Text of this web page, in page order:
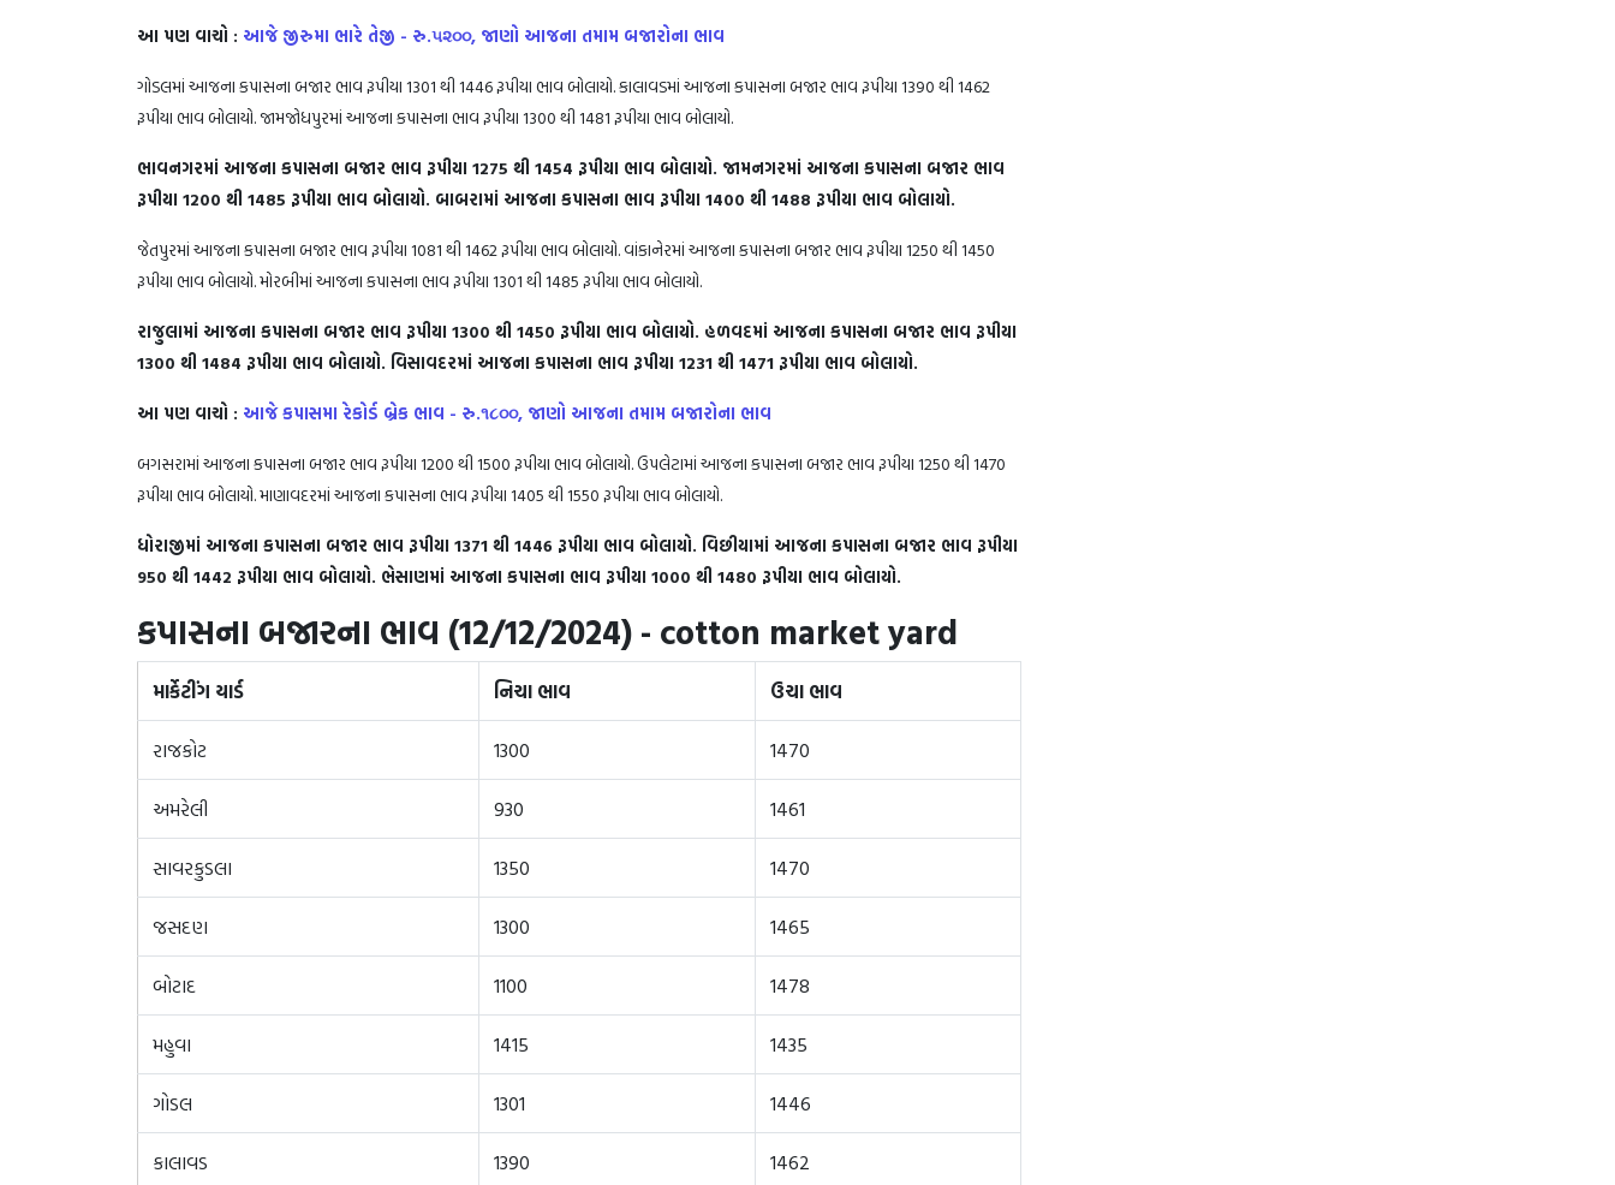
આ પણ વાચો : આજે જીરુમા ભારે તેજી - રુ.૫૨૦૦, જાણો આજના તમામ બજારોના ભાવ
ગોડલમાં આજના કપાસના બજાર ભાવ રૂપીયા 1301 થી 1446 રૂપીયા ભાવ બોલાયો. કાલાવડમાં આજના કપાસના બજાર ભાવ રૂપીયા 1390 થી 1462
રૂપીયા ભાવ બોલાયો. જામજોધપુરમાં આજના કપાસના ભાવ રૂપીયા 1300 થી 1481 રૂપીયા ભાવ બોલાયો.
ભાવનગરમાં આજના કપાસના બજાર ભાવ રૂપીયા 1275 થી 1454 રૂપીયા ભાવ બોલાયો. જામનગરમાં આજના કપાસના બજાર ભાવ
રૂપીયા 1200 થી 1485 રૂપીયા ભાવ બોલાયો. બાબરામાં આજના કપાસના ભાવ રૂપીયા 1400 થી 1488 રૂપીયા ભાવ બોલાયો.
જેતપુરમાં આજના કપાસના બજાર ભાવ રૂપીયા 1081 થી 1462 રૂપીયા ભાવ બોલાયો. વાંકાનેરમાં આજના કપાસના બજાર ભાવ રૂપીયા 1250 થી 1450
રૂપીયા ભાવ બોલાયો. મોરબીમાં આજના કપાસના ભાવ રૂપીયા 1301 થી 1485 રૂપીયા ભાવ બોલાયો.
રાજુલામાં આજના કપાસના બજાર ભાવ રૂપીયા 1300 થી 1450 રૂપીયા ભાવ બોલાયો. હળવદમાં આજના કપાસના બજાર ભાવ રૂપીયા
1300 થી 1484 રૂપીયા ભાવ બોલાયો. વિસાવદરમાં આજના કપાસના ભાવ રૂપીયા 1231 થી 1471 રૂપીયા ભાવ બોલાયો.
આ પણ વાચો : આજે કપાસમા રેકોર્ડ બ્રેક ભાવ - રુ.૧૮૦૦, જાણો આજના તમામ બજારોના ભાવ
બગસરામાં આજના કપાસના બજાર ભાવ રૂપીયા 1200 થી 1500 રૂપીયા ભાવ બોલાયો. ઉપલેટામાં આજના કપાસના બજાર ભાવ રૂપીયા 1250 થી 1470
રૂપીયા ભાવ બોલાયો. માણાવદરમાં આજના કપાસના ભાવ રૂપીયા 1405 થી 1550 રૂપીયા ભાવ બોલાયો.
ધોરાજીમાં આજના કપાસના બજાર ભાવ રૂપીયા 1371 થી 1446 રૂપીયા ભાવ બોલાયો. વિછીયામાં આજના કપાસના બજાર ભાવ રૂપીયા
950 થી 1442 રૂપીયા ભાવ બોલાયો. ભેસાણમાં આજના કપાસના ભાવ રૂપીયા 1000 થી 1480 રૂપીયા ભાવ બોલાયો.
કપાસના બજારના ભાવ (12/12/2024) - cotton market yard
માર્કેટીંગ યાર્ડ નિચા ભાવ ઉચા ભાવ
રાજકોટ 1300 1470
અમરેલી 930 1461
સાવરકુડલા 1350 1470
જસદણ 1300 1465
બોટાદ 1100 1478
મહુવા 1415 1435
ગોડલ 1301 1446
કાલાવડ 1390 1462